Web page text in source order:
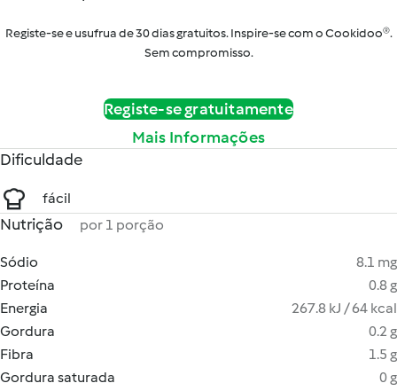
Registe-se e usufrua de 30 dias gratuitos. Inspire-se com o Cookidoo®.
Sem compromisso.
Registe-se gratuitamente
Mais Informações
Dificuldade
fácil
Nutrição por 1 porção
Sódio
8.1 mg
Proteína
0.8 g
Energia
267.8 kJ / 64 kcal
Gordura
0.2 g
Fibra
1.5 g
Gordura saturada
0 g